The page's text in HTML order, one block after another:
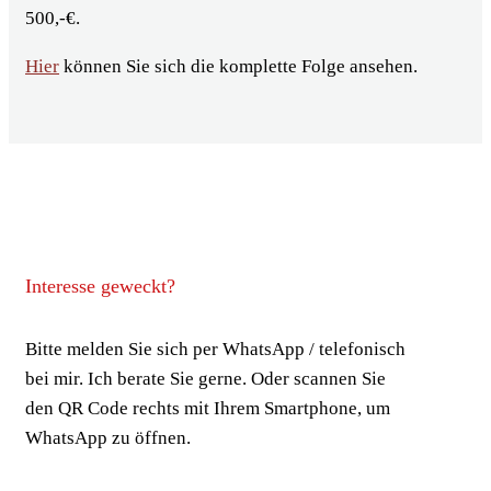
500,-€.
Hier können Sie sich die komplette Folge ansehen.
Interesse geweckt?
Bitte melden Sie sich per WhatsApp / telefonisch
bei mir. Ich berate Sie gerne. Oder scannen Sie
den QR Code rechts mit Ihrem Smartphone, um
WhatsApp zu öffnen.